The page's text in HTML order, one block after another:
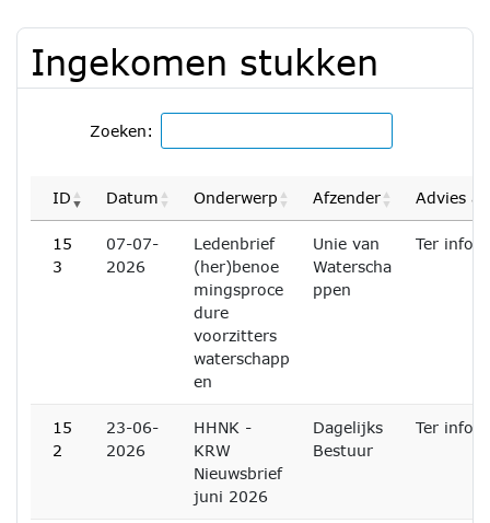
Ingekomen stukken
Zoeken:
ID Datum Onderwerp Afzender Advies
15
3
07-07-
2026
Ledenbrief
(her)benoe
mingsproce
dure
voorzitters
waterschapp
en
Unie van
Waterscha
ppen
Ter
15
2
23-06-
2026
HHNK -
KRW
Nieuwsbrief
juni 2026
Dagelijks
Bestuur
Ter